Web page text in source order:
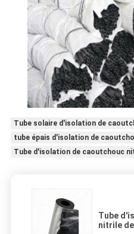
Tube solaire d'isolation de
tube épais d'isolation de
Tube d'isolation de caoutchouc
Tube
nitrile